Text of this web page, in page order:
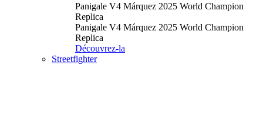
Panigale V4 Márquez 2025 World Champion
Replica
Panigale V4 Márquez 2025 World Champion
Replica
Découvrez-la
Streetfighter